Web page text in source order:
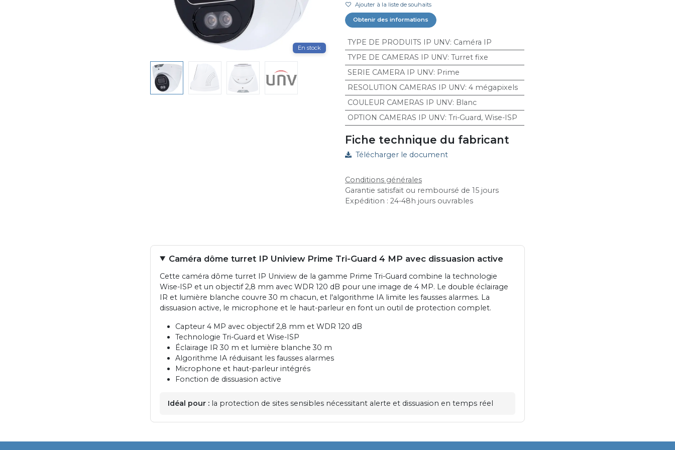
En stock
Ajouter à la liste de souhaits
Obtenir des informations
TYPE DE PRODUITS IP UNV: Caméra IP
TYPE DE CAMERAS IP UNV: Turret fixe
SERIE CAMERA IP UNV: Prime
RESOLUTION CAMERAS IP UNV: 4 mégapixels
COULEUR CAMERAS IP UNV: Blanc
OPTION CAMERAS IP UNV: Tri-Guard, Wise-ISP
Fiche technique du fabricant
Télécharger le document
Conditions générales
Garantie satisfait ou remboursé de 15 jours
Expédition : 24-48h jours ouvrables
Caméra dôme turret IP Uniview Prime Tri-Guard 4 MP avec dissuasion active
Cette caméra dôme turret IP Uniview de la gamme Prime Tri-Guard combine la technologie
Wise-ISP et un objectif 2,8 mm avec WDR 120 dB pour une image de 4 MP. Le double éclairage
IR et lumière blanche couvre 30 m chacun, et l'algorithme IA limite les fausses alarmes. La
dissuasion active, le microphone et le haut-parleur en font un outil de protection complet.
Capteur 4 MP avec objectif 2,8 mm et WDR 120 dB
Technologie Tri-Guard et Wise-ISP
Éclairage IR 30 m et lumière blanche 30 m
Algorithme IA réduisant les fausses alarmes
Microphone et haut-parleur intégrés
Fonction de dissuasion active
Idéal pour : la protection de sites sensibles nécessitant alerte et dissuasion en temps réel